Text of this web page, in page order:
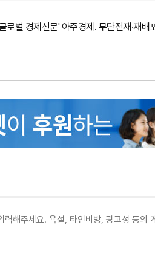
로벌 경제신문' 아주경제. 무단전재·재배